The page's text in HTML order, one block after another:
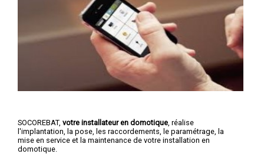
SOCOREBAT, votre installateur en domotique , réalise
l'implantation, la pose, les raccordements, le paramétrage, la
mise en service et la maintenance de votre installation en
domotique.